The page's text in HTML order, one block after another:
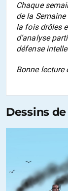
NOUS
CONTACTER
FAIRE UN
Chaque
de la Semaine
la fois drôles
d’analyse
défense
Bonne lecture
Dessins